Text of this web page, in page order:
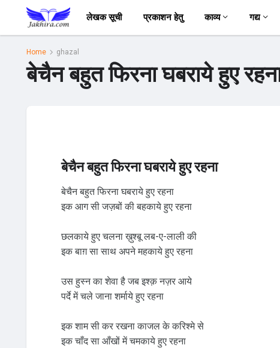
लेखक सूची प्रकाशन हेतु काव्य गद्य
Home ghazal
बेचैन बहुत फिरना घबराये हुए
बेचैन बहुत फिरना घबराये हुए रहना
बेचैन बहुत फिरना घबराये हुए रहना
इक आग सी जज़बों की बहकाये हुए रहना
छलकाये हुए चलना ख़ुश्बू लब-ए-लाली की
इक बाग़ सा साथ अपने महकाये हुए रहना
उस हुस्न का शेवा है जब इश्क़ नज़र आये
पर्दे में चले जाना शर्माये हुए रहना
इक शाम सी कर रखना काजल के करिश्मे से
इक चाँद सा आँखों में चमकाये हुए रहना